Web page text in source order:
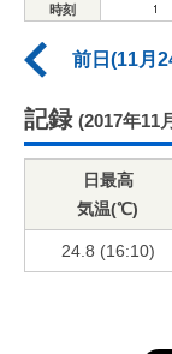
時刻
前日(11月
記録 (2017年11
日最高
気温(℃)
24.8 (16:10)